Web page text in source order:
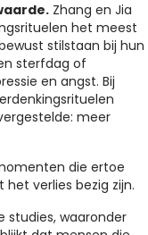
Zhang en Jia
het meest
stilstaan bij hun
sterfdag of
en angst. Bij
meer
die ertoe
verlies bezig zijn.
studies, waaronder